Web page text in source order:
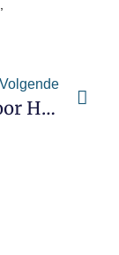
Volgende
Liefde Voor Het Vak!